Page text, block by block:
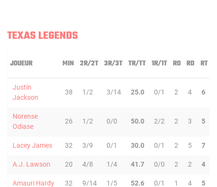
TEXAS LEGENDS
JOUEUR MIN 2R/2T 3R/3T TR/TT 1R/1T RO RD RT
Justin
Jackson
38 1/2 3/14 25.0 0/1 2 4 6
Norense
Odiase
26 1/2 0/0 50.0 2/2 2 3 5
Lacey James 32 3/9 0/1 30.0 0/1 2 5 7
A.J. Lawson 20 4/8 1/4 41.7 0/0 2 2 4
Amauri Hardy 32 9/14 1/5 52.6 0/1 1 4 5